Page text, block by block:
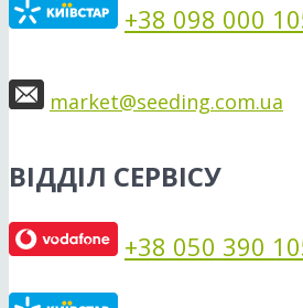
+38 098 000
market@seeding.com.ua
ВІДДІЛ СЕРВІСУ
+38 050 390